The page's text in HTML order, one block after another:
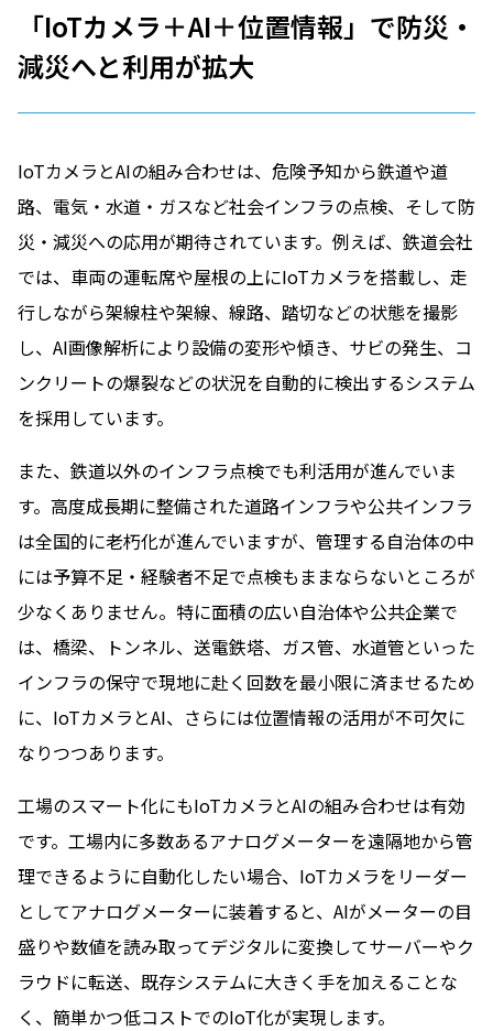
「IoTカメラ＋AI＋位置情報」で防災・
減災へと利用が拡大
IoTカメラとAIの組み合わせは、危険予知から鉄道や道
路、電気・水道・ガスなど社会インフラの点検、そして防
災・減災への応用が期待されています。例えば、鉄道会社
では、車両の運転席や屋根の上にIoTカメラを搭載し、走
行しながら架線柱や架線、線路、踏切などの状態を撮影
し、AI画像解析により設備の変形や傾き、サビの発生、コ
ンクリートの爆裂などの状況を自動的に検出するシステム
を採用しています。
また、鉄道以外のインフラ点検でも利活用が進んでいま
す。高度成長期に整備された道路インフラや公共インフラ
は全国的に老朽化が進んでいますが、管理する自治体の中
には予算不足・経験者不足で点検もままならないところが
少なくありません。特に面積の広い自治体や公共企業で
は、橋梁、トンネル、送電鉄塔、ガス管、水道管といった
インフラの保守で現地に赴く回数を最小限に済ませるため
に、IoTカメラとAI、さらには位置情報の活用が不可欠に
なりつつあります。
工場のスマート化にもIoTカメラとAIの組み合わせは有効
です。工場内に多数あるアナログメーターを遠隔地から管
理できるように自動化したい場合、IoTカメラをリーダー
としてアナログメーターに装着すると、AIがメーターの目
盛りや数値を読み取ってデジタルに変換してサーバーやク
ラウドに転送、既存システムに大きく手を加えることな
く、簡単かつ低コストでのIoT化が実現します。